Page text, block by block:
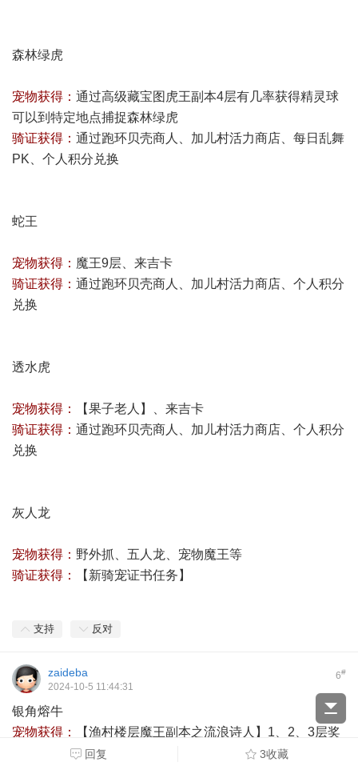
森林绿虎
宠物获得： 通过高级藏宝图虎王副本4层有几率获得精灵球
可以到特定地点捕捉森林绿虎
骑证获得： 通过跑环贝壳商人、加儿村活力商店、每日乱舞
PK、个人积分兑换
蛇王
宠物获得： 魔王9层、来吉卡
骑证获得： 通过跑环贝壳商人、加儿村活力商店、个人积分
兑换
透水虎
宠物获得：
【果子老人】、来吉卡
骑证获得： 通过跑环贝壳商人、加儿村活力商店、个人积分
兑换
灰人龙
宠物获得： 野外抓、五人龙、宠物魔王等
骑证获得：
【 新骑宠证书任务 】
支持 反对
6#
zaideba
2024-10-5 11:44:31
银角熔牛
宠物获得：
【渔村楼层魔王副本之流浪诗人 】1、2、3层奖
券和诗人兑换回复 3收藏